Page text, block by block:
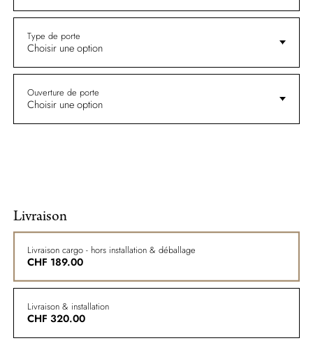
Type de porte
Choisir une option
Ouverture de porte
Choisir une option
Livraison
Livraison cargo - hors installation & déballage
CHF 189.00
Livraison & installation
CHF 320.00